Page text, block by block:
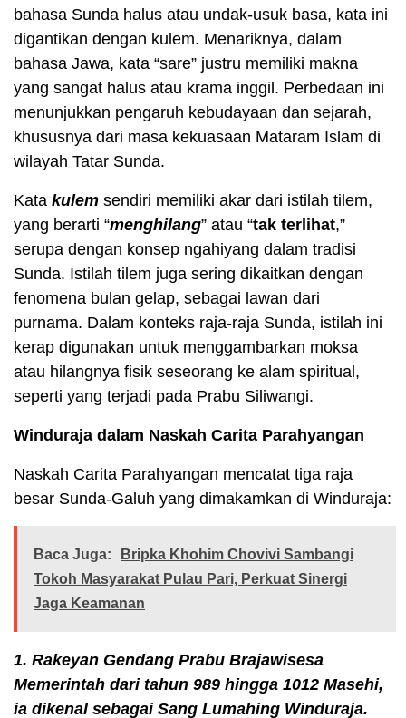
bahasa Sunda halus atau undak-usuk basa, kata ini
digantikan dengan kulem. Menariknya, dalam
bahasa Jawa, kata “sare” justru memiliki makna
yang sangat halus atau krama inggil. Perbedaan ini
menunjukkan pengaruh kebudayaan dan sejarah,
khususnya dari masa kekuasaan Mataram Islam di
wilayah Tatar Sunda.
Kata kulem sendiri memiliki akar dari istilah tilem,
yang berarti “menghilang” atau “tak terlihat,”
serupa dengan konsep ngahiyang dalam tradisi
Sunda. Istilah tilem juga sering dikaitkan dengan
fenomena bulan gelap, sebagai lawan dari
purnama. Dalam konteks raja-raja Sunda, istilah ini
kerap digunakan untuk menggambarkan moksa
atau hilangnya fisik seseorang ke alam spiritual,
seperti yang terjadi pada Prabu Siliwangi.
Winduraja dalam Naskah Carita Parahyangan
Naskah Carita Parahyangan mencatat tiga raja
besar Sunda-Galuh yang dimakamkan di Winduraja:
Baca Juga:
Bripka Khohim Chovivi Sambangi
Tokoh Masyarakat Pulau Pari, Perkuat Sinergi
Jaga Keamanan
1. Rakeyan Gendang Prabu Brajawisesa
Memerintah dari tahun 989 hingga 1012 Masehi,
ia dikenal sebagai Sang Lumahing Winduraja.